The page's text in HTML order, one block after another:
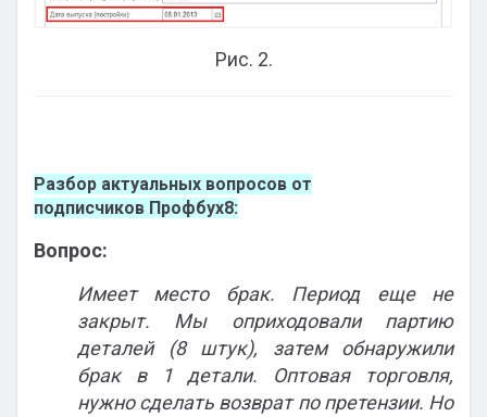
Рис. 2.
Разбор актуальных вопросов от
подписчиков Профбух8:
Вопрос:
Имеет место брак. Период еще не
закрыт. Мы оприходовали партию
деталей (8 штук), затем обнаружили
брак в 1 детали. Оптовая торговля,
нужно сделать возврат по претензии. Но